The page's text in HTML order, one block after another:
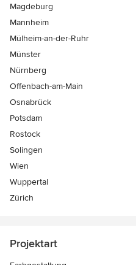
Magdeburg
Mannheim
Mülheim-an-der-Ruhr
Münster
Nürnberg
Offenbach-am-Main
Osnabrück
Potsdam
Rostock
Solingen
Wien
Wuppertal
Zürich
Projektart